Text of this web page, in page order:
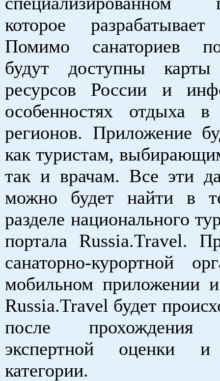
которое
Помимо санаториев
будут доступны
ресурсов России и
особенностях отдыха
регионов. Приложение
как туристам,
так и врачам. Все эти
можно будет найти в
разделе национального
портала Russia.Travel.
санаторно-курортной
мобильном приложении
Russia.Travel будет
после прохождения
экспертной оценки и
категории.